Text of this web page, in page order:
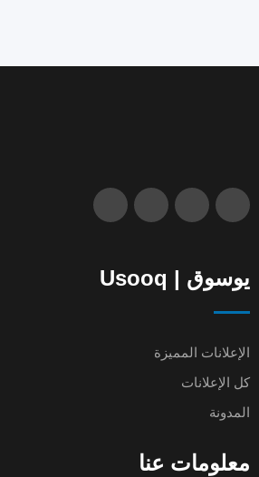
يوسوق | Usooq
الإعلانات المميزة
كل الإعلانات
المدونة
معلومات عنا